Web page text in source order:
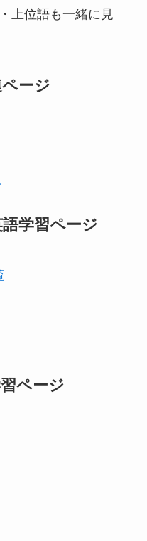
上位語も一緒に見
ージ
学習ページ
ページ